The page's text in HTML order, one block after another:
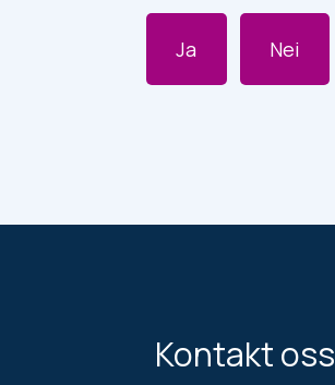
Ja Nei
Kontakt oss